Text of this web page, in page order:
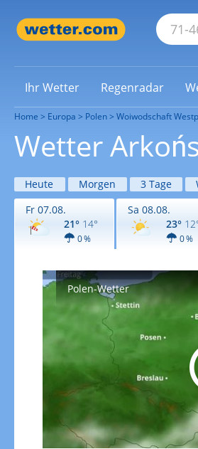
Ihr Wetter Regenradar
Home Europa Polen Woiwodschaft
Wetter
Heute Morgen 3 Tage
Fr 07.08.
21° 14°
0 %
Sa 08.08.
23°
0 %
Polen-Wetter